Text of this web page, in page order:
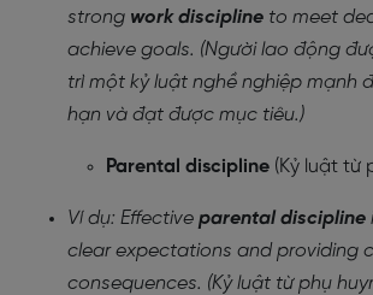
strong work discipline to meet
achieve goals. (Người lao động
trì một kỷ luật nghề nghiệp mạnh
hạn và đạt được mục tiêu.)
Parental discipline (Kỷ luật từ
Ví dụ: Effective parental discipline
clear expectations and providing
consequences. (Kỷ luật từ phụ